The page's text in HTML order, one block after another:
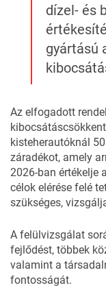
dízel- és
gyártású
Az elfogadott
kisteherautóknál
záradékot, amely
2026-ban értékelje
célok elérése felé
szükséges,
A felülvizsgálat
fejlődést, többek
valamint a
fontosságát.